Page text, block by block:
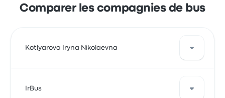
Comparer les compagnies de bus
Kotlyarova Iryna Nikolaevna
Kotlyarova Iryna Nikolaevna propose 2 bus par jour
IrBus